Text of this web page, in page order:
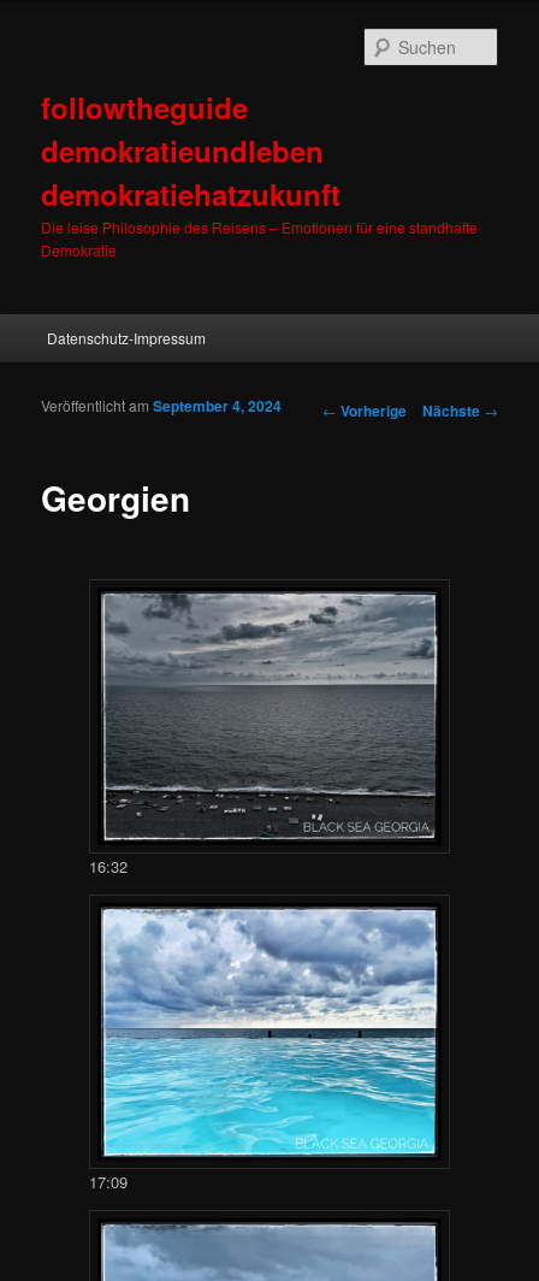
followtheguide
demokratieundleben
demokratiehatzukunft
Die leise Philosophie des Reisens – Emotionen für eine standhafte
Demokratie
Zum Inhalt wechseln
Zum sekundären Inhalt wechseln
Datenschutz-Impressum
Artikelnavigation
← Vorherige Nächste →
Georgien
Veröffentlicht amSeptember 4, 2024
16:32
17:09